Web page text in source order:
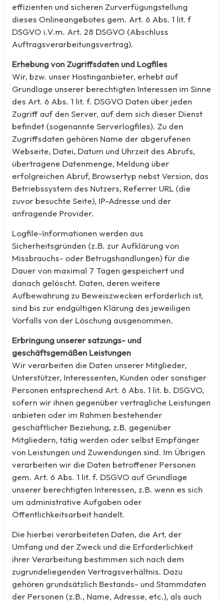
effizienten und sicheren Zurverfügungstellung
dieses Onlineangebotes gem. Art. 6 Abs. 1 lit. f
DSGVO i.V.m. Art. 28 DSGVO (Abschluss
Auftragsverarbeitungsvertrag).
Erhebung von Zugriffsdaten und Logfiles
Wir, bzw. unser Hostinganbieter, erhebt auf
Grundlage unserer berechtigten Interessen im Sinne
des Art. 6 Abs. 1 lit. f. DSGVO Daten über jeden
Zugriff auf den Server, auf dem sich dieser Dienst
befindet (sogenannte Serverlogfiles). Zu den
Zugriffsdaten gehören Name der abgerufenen
Webseite, Datei, Datum und Uhrzeit des Abrufs,
übertragene Datenmenge, Meldung über
erfolgreichen Abruf, Browsertyp nebst Version, das
Betriebssystem des Nutzers, Referrer URL (die
zuvor besuchte Seite), IP-Adresse und der
anfragende Provider.
Logfile-Informationen werden aus
Sicherheitsgründen (z.B. zur Aufklärung von
Missbrauchs- oder Betrugshandlungen) für die
Dauer von maximal 7 Tagen gespeichert und
danach gelöscht. Daten, deren weitere
Aufbewahrung zu Beweiszwecken erforderlich ist,
sind bis zur endgültigen Klärung des jeweiligen
Vorfalls von der Löschung ausgenommen.
Erbringung unserer satzungs- und
geschäftsgemäßen Leistungen
Wir verarbeiten die Daten unserer Mitglieder,
Unterstützer, Interessenten, Kunden oder sonstiger
Personen entsprechend Art. 6 Abs. 1 lit. b. DSGVO,
sofern wir ihnen gegenüber vertragliche Leistungen
anbieten oder im Rahmen bestehender
geschäftlicher Beziehung, z.B. gegenüber
Mitgliedern, tätig werden oder selbst Empfänger
von Leistungen und Zuwendungen sind. Im Übrigen
verarbeiten wir die Daten betroffener Personen
gem. Art. 6 Abs. 1 lit. f. DSGVO auf Grundlage
unserer berechtigten Interessen, z.B. wenn es sich
um administrative Aufgaben oder
Öffentlichkeitsarbeit handelt.
Die hierbei verarbeiteten Daten, die Art, der
Umfang und der Zweck und die Erforderlichkeit
ihrer Verarbeitung bestimmen sich nach dem
zugrundeliegenden Vertragsverhältnis. Dazu
gehören grundsätzlich Bestands- und Stammdaten
der Personen (z.B., Name, Adresse, etc.), als auch